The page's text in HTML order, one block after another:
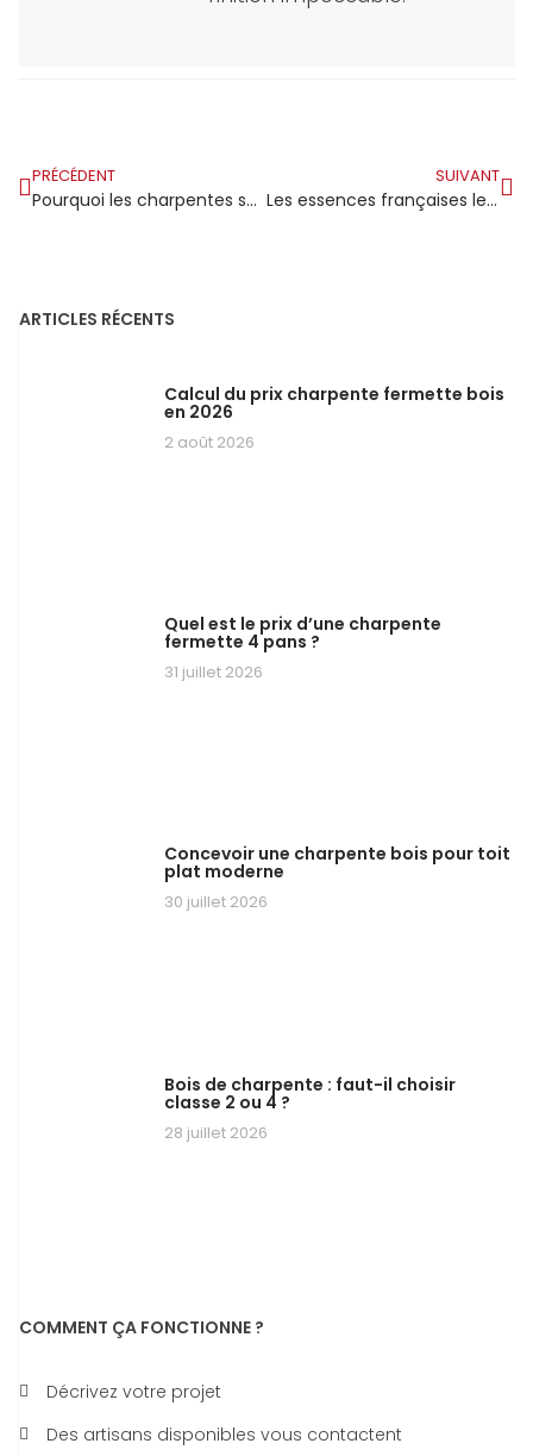
PRÉCÉDENT
Pourquoi les charpentes souffrent davantage en Bretagne ?
SUIVANT
Les essences françaises les plus rentables pour une charpente
ARTICLES RÉCENTS
Calcul du prix charpente fermette bois
en 2026
2 août 2026
Quel est le prix d’une charpente
fermette 4 pans ?
31 juillet 2026
Concevoir une charpente bois pour toit
plat moderne
30 juillet 2026
Bois de charpente : faut-il choisir
classe 2 ou 4 ?
28 juillet 2026
COMMENT ÇA FONCTIONNE ?
Décrivez votre projet
Des artisans disponibles vous contactent